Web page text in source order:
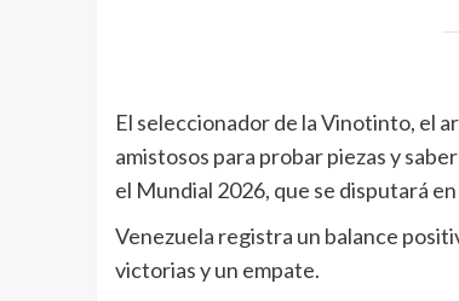
El seleccionador de la Vinotinto, el
amistosos para probar piezas y
el Mundial 2026, que se disputará
Venezuela registra un balance
victorias y un empate.